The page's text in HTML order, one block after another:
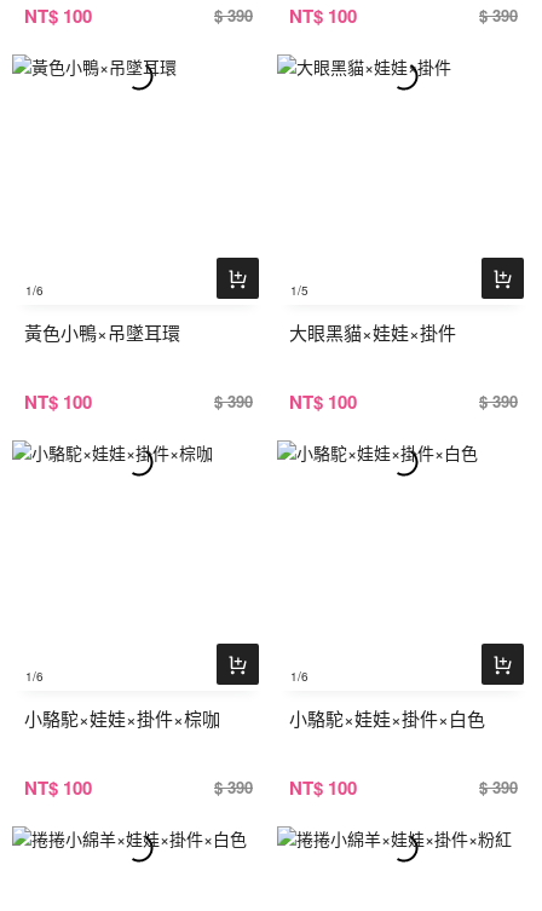
NT$ 100 $ 390 NT$ 100 $ 390
1/6
黃色小鴨×吊墜耳環
NT$ 100 $ 390
1/5
大眼黑貓×娃娃×掛件
NT$ 100 $ 390
1/6
小駱駝×娃娃×掛件×棕咖
NT$ 100 $ 390
1/6
小駱駝×娃娃×掛件×白色
NT$ 100 $ 390